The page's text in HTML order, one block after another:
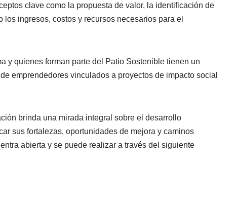
clave como la propuesta de valor, la identificación de
ingresos, costos y recursos necesarios para el
y quienes forman parte del Patio Sostenible tienen un
emprendedores vinculados a proyectos de impacto social
brinda una mirada integral sobre el desarrollo
sus fortalezas, oportunidades de mejora y caminos
abierta y se puede realizar a través del siguiente